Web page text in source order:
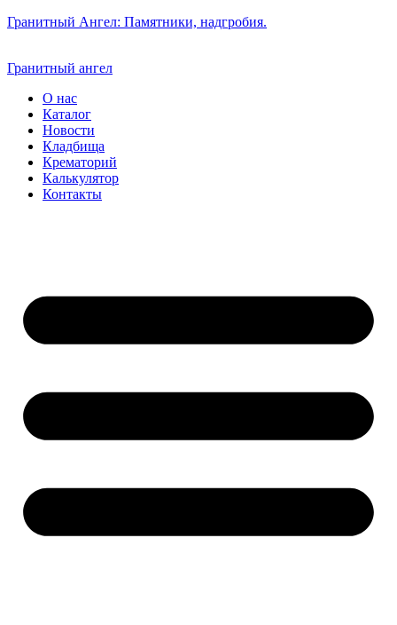
Гранитный Ангел: Памятники, надгробия.
Гранитный ангел
О нас
Каталог
Новости
Кладбища
Крематорий
Калькулятор
Контакты